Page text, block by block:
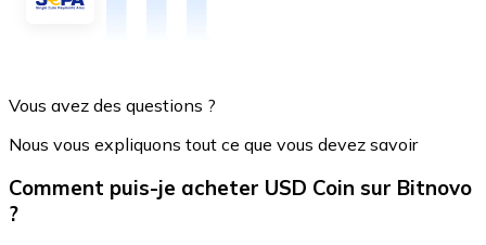
Vous avez des questions ?
Nous vous expliquons tout ce que vous devez savoir
Comment puis-je acheter USD Coin sur Bitnovo
?